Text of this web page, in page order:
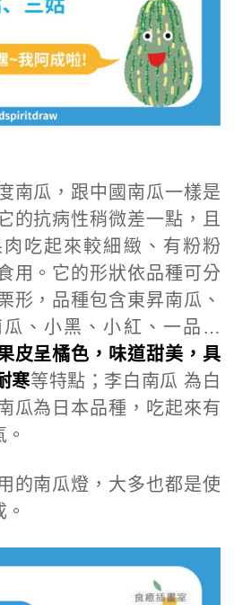
南瓜，跟中國南瓜一樣是
的抗病性稍微差一點，且
吃起來較細緻、有粉粉
用。它的形狀依品種可分
形，品種包含東昇南瓜、
瓜、小黑、小紅、一品…
皮呈橘色，味道甜美，具
寒等特點；李白南瓜 為白
瓜為日本品種，吃起來有
的南瓜燈，大多也都是使